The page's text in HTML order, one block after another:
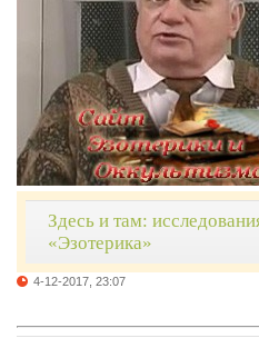
Здесь и там:
«Эзотерика»
4-12-2017, 23:07